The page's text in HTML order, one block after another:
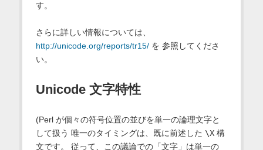
す。
さらに詳しい情報については、
http://unicode.org/reports/tr15/を 参照してくださ
い。
Unicode 文字特性
(Perl が個々の符号位置の並びを単一の論理文字と
して扱う 唯一のタイミングは、既に前述した \X構
文です。 従って、この議論での「文字」は単一の